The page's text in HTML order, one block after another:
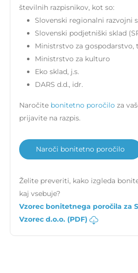
številnih razpisnikov, kot so:
Slovenski regionalni razvojni
Slovenski podjetniški sklad
Ministrstvo za gospodarstvo,
Ministrstvo za kulturo
Eko sklad, j.s.
DARS d.d., idr.
Naročite bonitetno poročilo za
prijavite na razpis.
Naroči bonitetno poročilo
Želite preveriti, kako izgleda
kaj vsebuje?
Vzorec bonitetnega poročila za
Vzorec d.o.o. (PDF)